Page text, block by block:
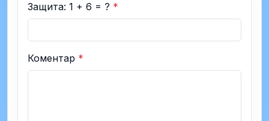
Защита: 1 + 6 = ? *
Коментар *